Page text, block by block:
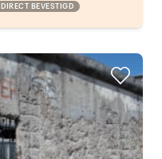
DIRECT BEVESTIGD